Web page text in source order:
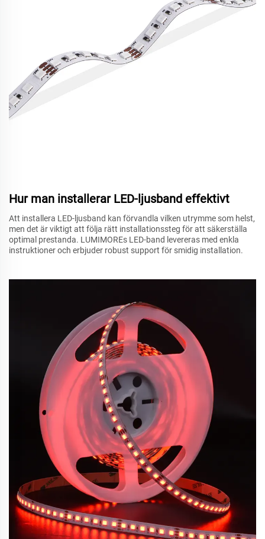
Hur man installerar LED-ljusband effektivt
Att installera LED-ljusband kan förvandla vilken utrymme som helst,
men det är viktigt att följa rätt installationssteg för att säkerställa
optimal prestanda. LUMIMOREs LED-band levereras med enkla
instruktioner och erbjuder robust support för smidig installation.